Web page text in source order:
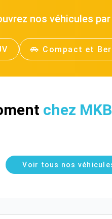
nos véhicules
Compact et
chez
Voir tous nos